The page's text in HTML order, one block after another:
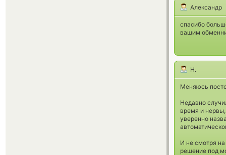
Александр
спасибо
вашим
Н.
Меняюсь
Недавно
время и
уверенно
И не смотря
решение под